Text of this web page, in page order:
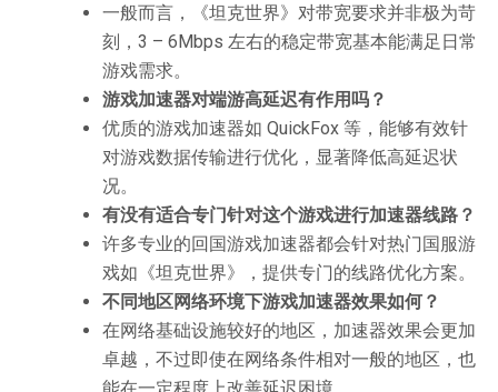
一般而言，《坦克世界》对带宽要求并非极为苛
刻，3 – 6Mbps 左右的稳定带宽基本能满足日常
游戏需求。
游戏加速器对端游高延迟有作用吗？
优质的游戏加速器如 QuickFox 等，能够有效针
对游戏数据传输进行优化，显著降低高延迟状
况。
有没有适合专门针对这个游戏进行加速器线路？
许多专业的回国游戏加速器都会针对热门国服游
戏如《坦克世界》，提供专门的线路优化方案。
不同地区网络环境下游戏加速器效果如何？
在网络基础设施较好的地区，加速器效果会更加
卓越，不过即使在网络条件相对一般的地区，也
能在一定程度上改善延迟困境。